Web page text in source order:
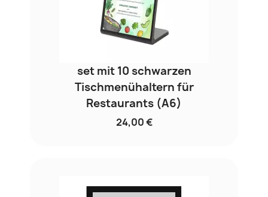
set mit 10 schwarzen
Tischmenühaltern für
Restaurants (A6)
24,00 €